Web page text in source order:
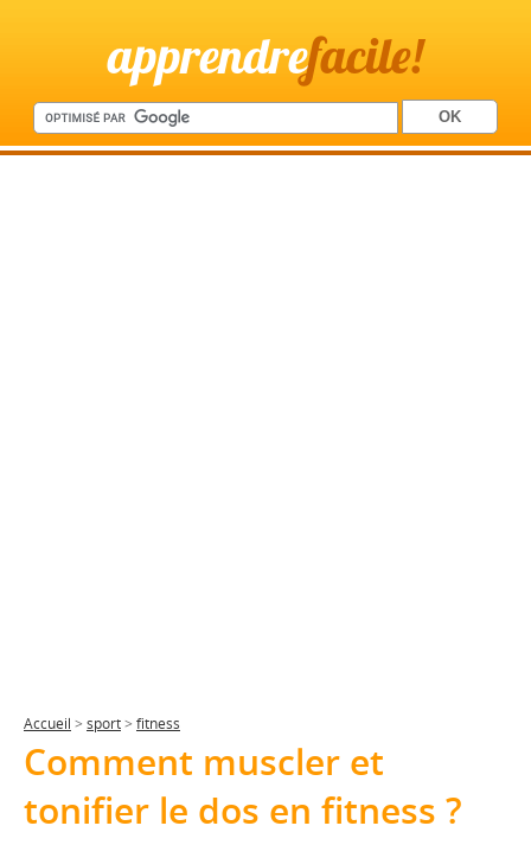
apprendrefacile!
Accueil > sport> fitness
Comment muscler et
tonifier le dos en fitness ?